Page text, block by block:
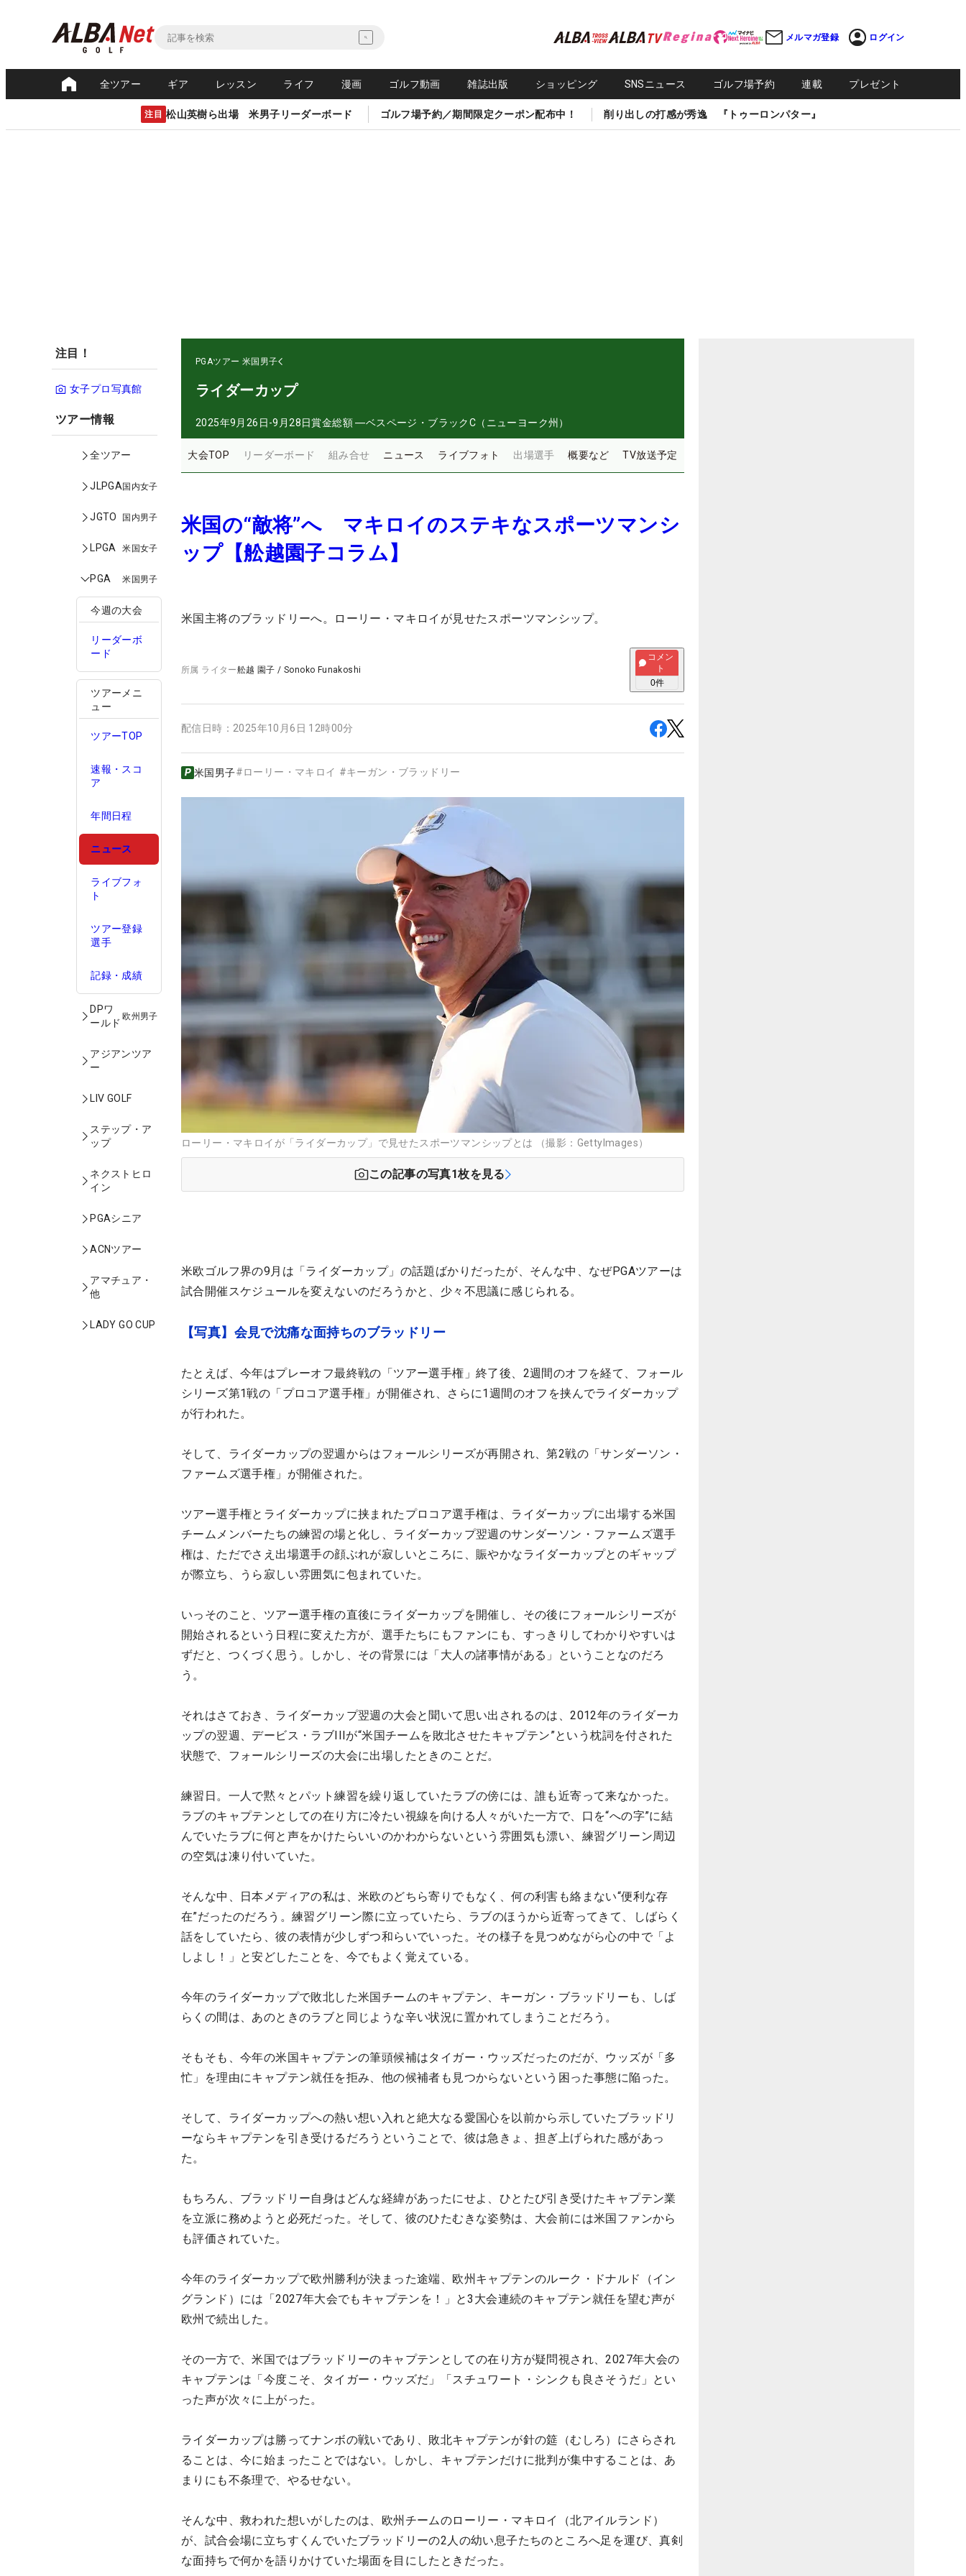
メルマガ登録 ログイン
全ツアー ギア レッスン ライフ 漫画 ゴルフ動画 雑誌出版 ショッピング SNSニュース ゴルフ場予約 連載 プレゼント
注目 松山英樹ら出場 米男子リーダーボード ゴルフ場予約／期間限定クーポン配布中！ 削り出しの打感が秀逸 『トゥーロンパター』
注目！
女子プロ写真館
ツアー情報
全ツアー
JLPGA国内女子
JGTO 国内男子
LPGA 米国女子
PGA 米国男子
今週の大会
リーダーボ
ード
ツアーメニ
ュー
ツアーTOP
速報・スコ
ア
年間日程
ニュース
ライブフォ
ト
ツアー登録
選手
記録・成績
DPワ
ールド
欧州男子
アジアンツア
ー
LIV GOLF
ステップ・ア
ップ
ネクストヒロ
イン
PGAシニア
ACNツアー
アマチュア・
他
LADY GO CUP
PGAツアー 米国男子
ライダーカップ
2025年9月26日-9月28日賞金総額 ―ベスページ・ブラックC（ニューヨーク州）
大会TOP リーダーボード 組み合せ ニュース ライブフォト 出場選手 概要など TV放送予定
米国の“敵将”へ マキロイのステキなスポーツマンシ
ップ【舩越園子コラム】
米国主将のブラッドリーへ。ローリー・マキロイが見せたスポーツマンシップ。
所属 ライター舩越 園子 /Sonoko Funakoshi
コメン
ト
0件
配信日時： 2025年10月6日 12時00分
米国男子#ローリー・マキロイ #キーガン・ブラッドリー
ローリー・マキロイが「ライダーカップ」で見せたスポーツマンシップとは （撮影：GettyImages）
この記事の写真1枚を見る
米欧ゴルフ界の9月は「ライダーカップ」の話題ばかりだったが、そんな中、なぜPGAツアーは
試合開催スケジュールを変えないのだろうかと、少々不思議に感じられる。
【写真】会見で沈痛な面持ちのブラッドリー
たとえば、今年はプレーオフ最終戦の「ツアー選手権」終了後、2週間のオフを経て、フォール
シリーズ第1戦の「プロコア選手権」が開催され、さらに1週間のオフを挟んでライダーカップ
が行われた。
そして、ライダーカップの翌週からはフォールシリーズが再開され、第2戦の「サンダーソン・
ファームズ選手権」が開催された。
ツアー選手権とライダーカップに挟まれたプロコア選手権は、ライダーカップに出場する米国
チームメンバーたちの練習の場と化し、ライダーカップ翌週のサンダーソン・ファームズ選手
権は、ただでさえ出場選手の顔ぶれが寂しいところに、賑やかなライダーカップとのギャップ
が際立ち、うら寂しい雰囲気に包まれていた。
いっそのこと、ツアー選手権の直後にライダーカップを開催し、その後にフォールシリーズが
開始されるという日程に変えた方が、選手たちにもファンにも、すっきりしてわかりやすいは
ずだと、つくづく思う。しかし、その背景には「大人の諸事情がある」ということなのだろ
う。
それはさておき、ライダーカップ翌週の大会と聞いて思い出されるのは、2012年のライダーカ
ップの翌週、デービス・ラブIIIが“米国チームを敗北させたキャプテン”という枕詞を付された
状態で、フォールシリーズの大会に出場したときのことだ。
練習日。一人で黙々とパット練習を繰り返していたラブの傍には、誰も近寄って来なかった。
ラブのキャプテンとしての在り方に冷たい視線を向ける人々がいた一方で、口を“への字”に結
んでいたラブに何と声をかけたらいいのかわからないという雰囲気も漂い、練習グリーン周辺
の空気は凍り付いていた。
そんな中、日本メディアの私は、米欧のどちら寄りでもなく、何の利害も絡まない“便利な存
在”だったのだろう。練習グリーン際に立っていたら、ラブのほうから近寄ってきて、しばらく
話をしていたら、彼の表情が少しずつ和らいでいった。その様子を見つめながら心の中で「よ
しよし！」と安どしたことを、今でもよく覚えている。
今年のライダーカップで敗北した米国チームのキャプテン、キーガン・ブラッドリーも、しば
らくの間は、あのときのラブと同じような辛い状況に置かれてしまうことだろう。
そもそも、今年の米国キャプテンの筆頭候補はタイガー・ウッズだったのだが、ウッズが「多
忙」を理由にキャプテン就任を拒み、他の候補者も見つからないという困った事態に陥った。
そして、ライダーカップへの熱い想い入れと絶大なる愛国心を以前から示していたブラッドリ
ーならキャプテンを引き受けるだろうということで、彼は急きょ、担ぎ上げられた感があっ
た。
もちろん、ブラッドリー自身はどんな経緯があったにせよ、ひとたび引き受けたキャプテン業
を立派に務めようと必死だった。そして、彼のひたむきな姿勢は、大会前には米国ファンから
も評価されていた。
今年のライダーカップで欧州勝利が決まった途端、欧州キャプテンのルーク・ドナルド（イン
グランド）には「2027年大会でもキャプテンを！」と3大会連続のキャプテン就任を望む声が
欧州で続出した。
その一方で、米国ではブラッドリーのキャプテンとしての在り方が疑問視され、2027年大会の
キャプテンは「今度こそ、タイガー・ウッズだ」「スチュワート・シンクも良さそうだ」とい
った声が次々に上がった。
ライダーカップは勝ってナンボの戦いであり、敗北キャプテンが針の筵（むしろ）にさらされ
ることは、今に始まったことではない。しかし、キャプテンだけに批判が集中することは、あ
まりにも不条理で、やるせない。
そんな中、救われた想いがしたのは、欧州チームのローリー・マキロイ（北アイルランド）
が、試合会場に立ちすくんでいたブラッドリーの2人の幼い息子たちのところへ足を運び、真剣
な面持ちで何かを語りかけていた場面を目にしたときだった。